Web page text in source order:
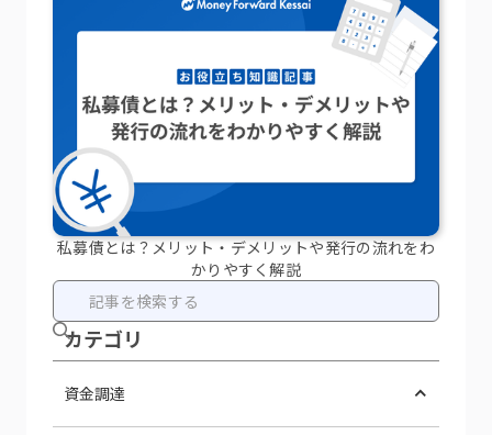
私募債とは？メリット・デメリットや発行の流れをわ
かりやすく解説
カテ ゴリ
資金調達